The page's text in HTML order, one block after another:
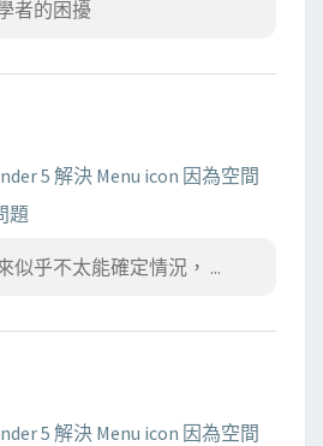
者的困擾
5 解決 Menu icon 因為空間
題
似乎不太能確定情況， ...
5 解決 Menu icon 因為空間